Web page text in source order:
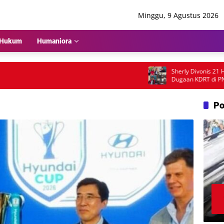
Minggu, 9 Agustus 2026
Humaniora
Sherly Divonis 21 Hari
Dugaan KDRT di PN
Emosional dan Rencana